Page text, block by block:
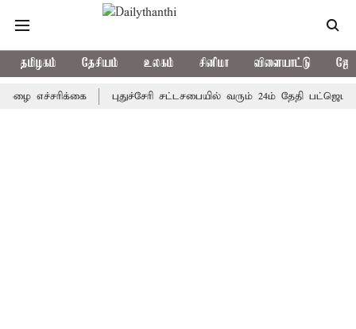
தமிழகம் தேசியம் உலகம் சினிமா விளையாட்டு
புதுச்சேரி சட்டசபையில் வரும் 24ம் தேதி பட்ஜெட்